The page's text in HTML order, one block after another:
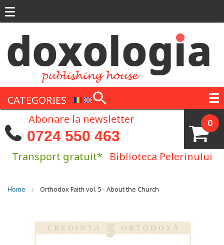
CATEGORIES
0
Abonare la newsletter
0724 550 463
Transport gratuit* Biblioteca Pelerinului
You are here
Home Orthodox Faith vol. 5– About the Church